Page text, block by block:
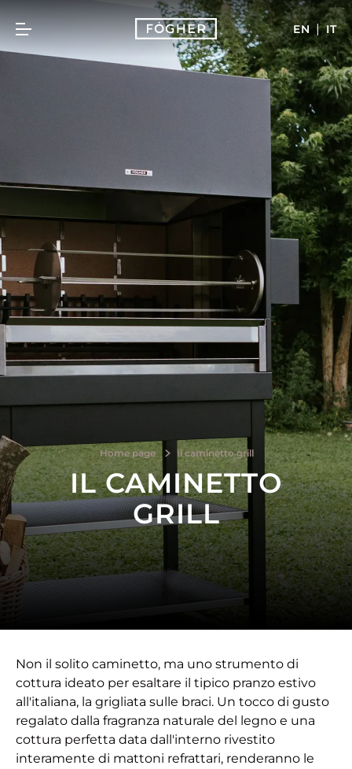
EN | IT
Home page Il caminetto grill
IL CAMINETTO
GRILL
Non il solito caminetto, ma uno strumento di
cottura ideato per esaltare il tipico pranzo estivo
all'italiana, la grigliata sulle braci. Un tocco di gusto
regalato dalla fragranza naturale del legno e una
cottura perfetta data dall'interno rivestito
interamente di mattoni refrattari, renderanno le